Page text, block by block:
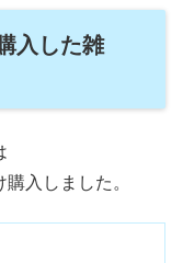
入した雑
入しました。